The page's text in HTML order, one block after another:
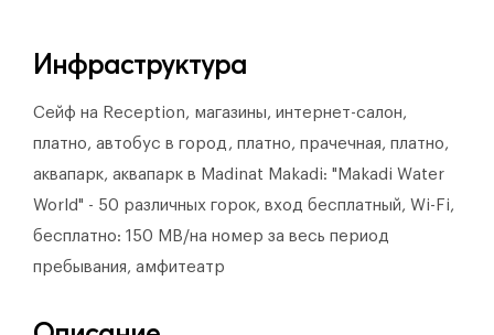
Инфраструктура
Сейф на Reception, магазины, интернет-салон,
платно, автобус в город, платно, прачечная, платно,
аквапарк, аквапарк в Madinat Makadi: "Makadi Water
World" - 50 различных горок, вход бесплатный, Wi-Fi,
бесплатно: 150 MB/на номер за весь период
пребывания, амфитеатр